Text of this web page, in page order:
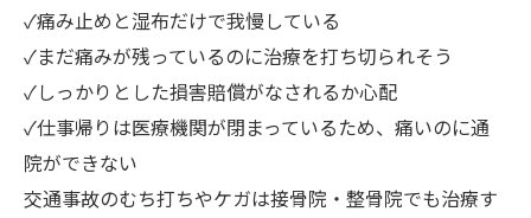
✓痛み止めと湿布だけで我慢している
✓まだ痛みが残っているのに治療を打ち切られそう
✓しっかりとした損害賠償がなされるか心配
✓仕事帰りは医療機関が閉まっているため、痛いのに通
院ができない
交通事故のむち打ちやケガは接骨院・整骨院でも治療す